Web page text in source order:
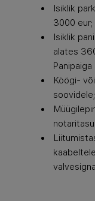
Isiklik
3000 eur;
Isiklik
alates
Köögi-
soovidele;